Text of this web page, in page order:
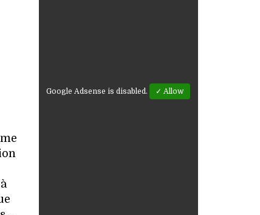
Google Adsense is disabled. ✓ Allow